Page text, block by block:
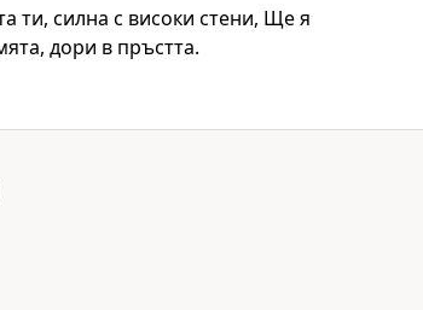
ти, силна с високи стени, Ще я
дори в пръстта.